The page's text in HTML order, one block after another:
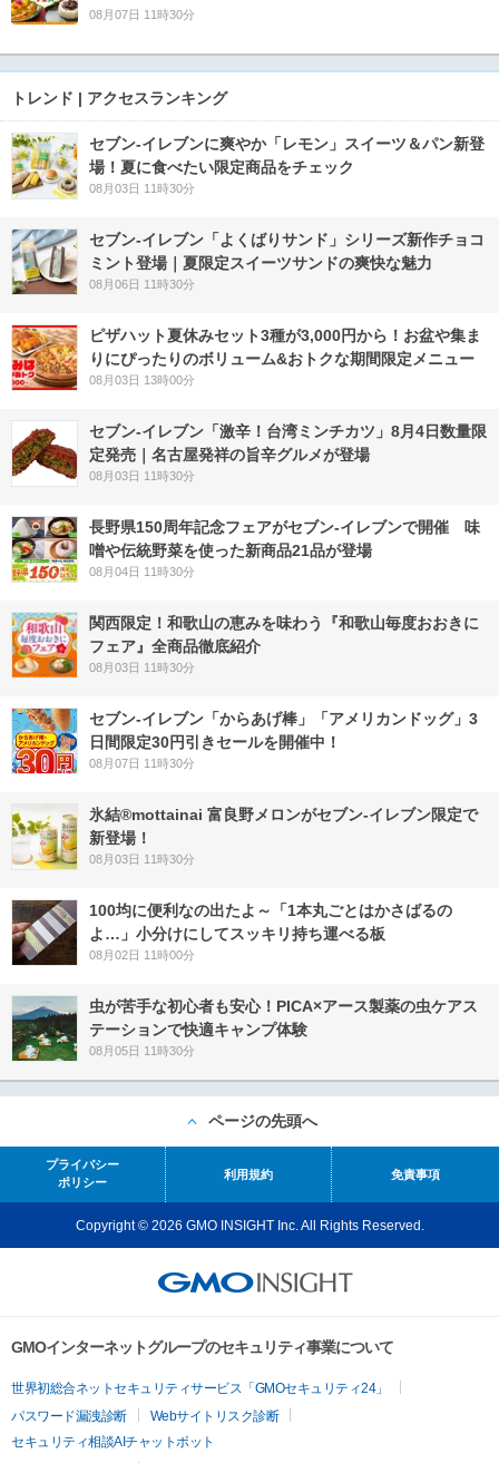
08月07日 11時30分
トレンド | アクセスランキング
セブン‐イレブンに爽やか「レモン」スイーツ＆パン新登
場！夏に食べたい限定商品をチェック
08月03日 11時30分
セブン‐イレブン「よくばりサンド」シリーズ新作チョコ
ミント登場｜夏限定スイーツサンドの爽快な魅力
08月06日 11時30分
ピザハット夏休みセット3種が3,000円から！お盆や集ま
りにぴったりのボリューム&おトクな期間限定メニュー
08月03日 13時00分
セブン-イレブン「激辛！台湾ミンチカツ」8月4日数量限
定発売｜名古屋発祥の旨辛グルメが登場
08月03日 11時30分
長野県150周年記念フェアがセブン-イレブンで開催 味
噌や伝統野菜を使った新商品21品が登場
08月04日 11時30分
関西限定！和歌山の恵みを味わう『和歌山毎度おおきに
フェア』全商品徹底紹介
08月03日 11時30分
セブン‐イレブン「からあげ棒」「アメリカンドッグ」3
日間限定30円引きセールを開催中！
08月07日 11時30分
氷結®mottainai 富良野メロンがセブン‐イレブン限定で
新登場！
08月03日 11時30分
100均に便利なの出たよ～「1本丸ごとはかさばるの
よ…」小分けにしてスッキリ持ち運べる板
08月02日 11時00分
虫が苦手な初心者も安心！PICA×アース製薬の虫ケアス
テーションで快適キャンプ体験
08月05日 11時30分
ページの先頭へ
プライバシー
ポリシー
利用規約 免責事項
Copyright © 2026 GMO INSIGHT Inc. All Rights Reserved.
GMOインターネットグループのセキュリティ事業について
世界初総合ネットセキュリティサービス「GMOセキュリティ24」
パスワード漏洩診断
Webサイトリスク診断
セキュリティ相談AIチャットボット